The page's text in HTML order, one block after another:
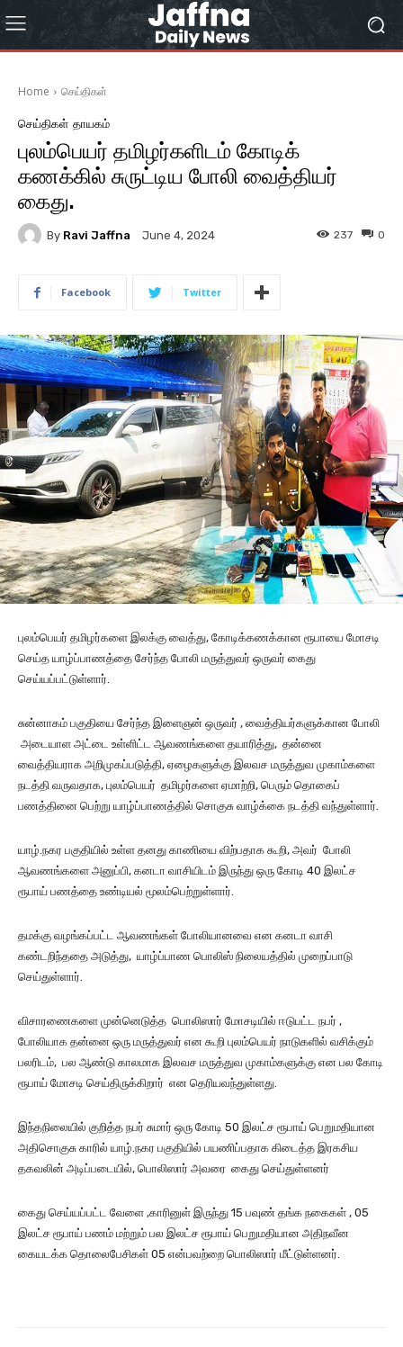
Home செய்திகள்
செய்திகள் தாயகம்
புலம்பெயர் தமிழர்களிடம் கோடிக்
கணக்கில் சுருட்டிய போலி வைத்தியர்
கைது.
By Ravi Jaffna June 4, 2024 0
237
Facebook Twitter
புலம்பெயர் தமிழர்களை இலக்கு வைத்து, கோடிக்கணக்கான ரூபாயை மோசடி
செய்த யாழ்ப்பாணத்தை சேர்ந்த போலி மருத்துவர் ஒருவர் கைது
செய்யப்பட்டுள்ளார்.
சுன்னாகம் பகுதியை சேர்ந்த இளைஞன் ஒருவர் , வைத்தியர்களுக்கான போலி
அடையாள அட்டை உள்ளிட்ட ஆவணங்களை தயாரித்து, தன்னை
வைத்தியராக அறிமுகப்படுத்தி, ஏழைகளுக்கு இலவச மருத்துவ முகாம்களை
நடத்தி வருவதாக, புலம்பெயர் தமிழர்களை ஏமாற்றி, பெரும் தொகைப்
பணத்தினை பெற்று யாழ்ப்பாணத்தில் சொகுசு வாழ்க்கை நடத்தி வந்துள்ளார்.
யாழ்.நகர பகுதியில் உள்ள தனது காணியை விற்பதாக கூறி, அவர் போலி
ஆவணங்களை அனுப்பி, கனடா வாசியிடம் இருந்து ஒரு கோடி 40 இலட்ச
ரூபாய் பணத்தை உண்டியல் மூலம்பெற்றுள்ளார்.
தமக்கு வழங்கப்பட்ட ஆவணங்கள் போலியானவை என கனடா வாசி
கண்டறிந்ததை அடுத்து, யாழ்ப்பாண பொலிஸ் நிலையத்தில் முறைப்பாடு
செய்துள்ளார்.
விசாரணைகளை முன்னெடுத்த பொலிஸார் மோசடியில் ஈடுபட்ட நபர் ,
போலியாக தன்னை ஒரு மருத்துவர் என கூறி புலம்பெயர் நாடுகளில் வசிக்கும்
பலரிடம், பல ஆண்டு காலமாக இலவச மருத்துவ முகாம்களுக்கு என பல கோடி
ரூபாய் மோசடி செய்திருக்கிறார் என தெரியவந்துள்ளது.
இந்தநிலையில் குறித்த நபர் சுமார் ஒரு கோடி 50 இலட்ச ரூபாய் பெறுமதியான
அதிசொகுசு காரில் யாழ்.நகர பகுதியில் பயணிப்பதாக கிடைத்த இரகசிய
தகவலின் அடிப்படையில், பொலிஸார் அவரை கைது செய்துள்ளனர்
கைது செய்யப்பட்ட வேளை ,காரினுள் இருந்து 15 பவுண் தங்க நகைகள் , 05
இலட்ச ரூபாய் பணம் மற்றும் பல இலட்ச ரூபாய் பெறுமதியான அதிநவீன
கையடக்க தொலைபேசிகள் 05 என்பவற்றை பொலிஸார் மீட்டுள்ளனர்.